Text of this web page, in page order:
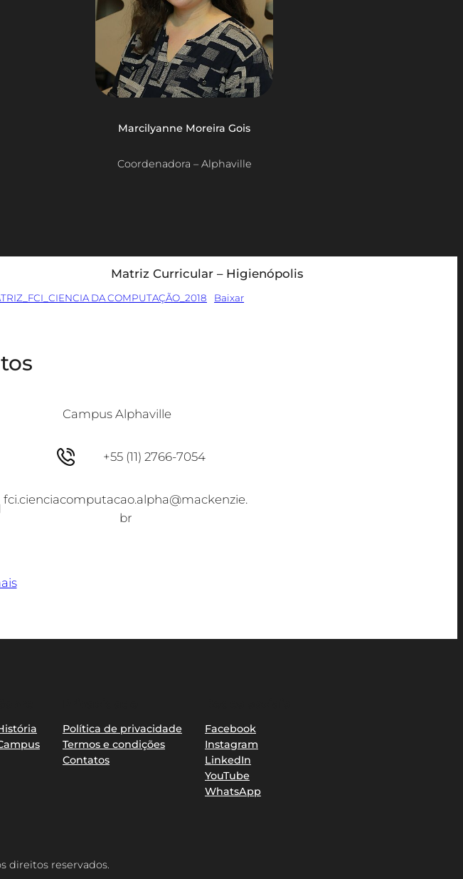
Marcilyanne Moreira Gois
Coordenadora – Alphaville
Matriz Curricular – Higienópolis
DA COMPUTAÇÃO_2018 Baixar
Campus Alphaville
+55 (11) 2766-7054
fci.cienciacomputacao.alpha@mackenzie.
br
Política de privacidade
Termos e condições
Contatos
Facebook
Instagram
LinkedIn
YouTube
WhatsApp
direitos reservados.